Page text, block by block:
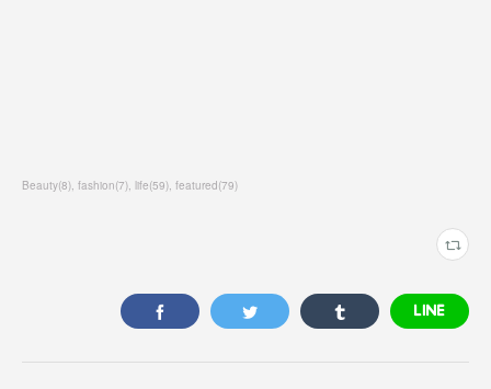
Beauty(8) fashion(7) life(59) featured(79)